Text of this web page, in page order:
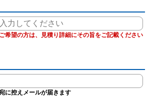
希望の方は、見積り詳細にその旨をご記載ください
に控えメールが届きます